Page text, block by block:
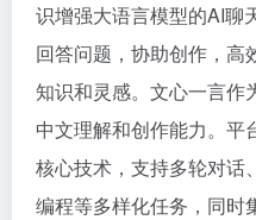
识增强大语言模型的AI聊
回答问题，协助创作，高
知识和灵感。文心一言作
中文理解和创作能力。平
核心技术，支持多轮对话
编程等多样化任务，同时